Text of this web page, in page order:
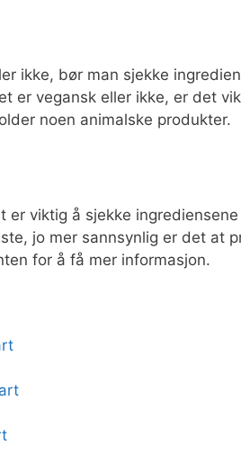
ikke, bør man sjekke
er vegansk eller ikke, er det
noen animalske produkter.
viktig å sjekke
jo mer sannsynlig er det at
for å få mer informasjon.